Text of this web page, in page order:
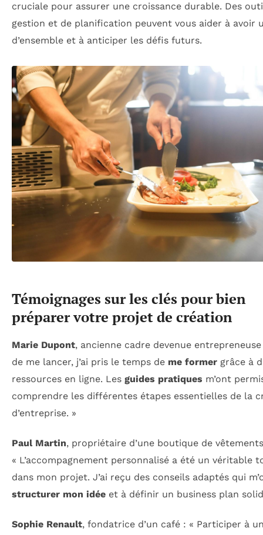
cruciale pour assurer une croissance durable. Des
gestion et de planification peuvent vous aider à avoir
d’ensemble et à anticiper les défis futurs.
Témoignages sur les clés pour bien
préparer votre projet de création
Marie Dupont, ancienne cadre devenue
de me lancer, j’ai pris le temps de me former grâce à
ressources en ligne. Les guides pratiques m’ont
comprendre les différentes étapes essentielles de la
d’entreprise. »
Paul Martin, propriétaire d’une boutique de
« L’accompagnement personnalisé a été un véritable
dans mon projet. J’ai reçu des conseils adaptés qui
structurer mon idée et à définir un business plan
Sophie Renault, fondatrice d’un café : « Participer à